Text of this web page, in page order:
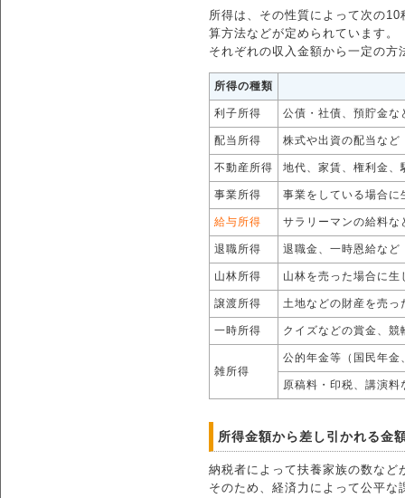
所得は、その性質によって次の
算方法などが定められています。
それぞれの収入金額から一定の
所得の種類
利子所得 公債・社債、預貯金な
配当所得 株式や出資の配当など
不動産所得 地代、家賃、権利金、
事業所得 事業をしている場合に
給与所得 サラリーマンの給料な
退職所得 退職金、一時恩給など
山林所得 山林を売った場合に生
譲渡所得 土地などの財産を売っ
一時所得 クイズなどの賞金、
雑所得
公的年金等（国民年
原稿料・印税、講演
所得金額から差し引かれる金
納税者によって扶養家族の数な
そのため、経済力によって公平